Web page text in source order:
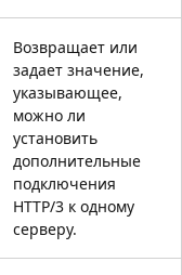
Возвращает или
задает значение,
указывающее,
можно ли
установить
дополнительные
подключения
HTTP/3 к одному
серверу.